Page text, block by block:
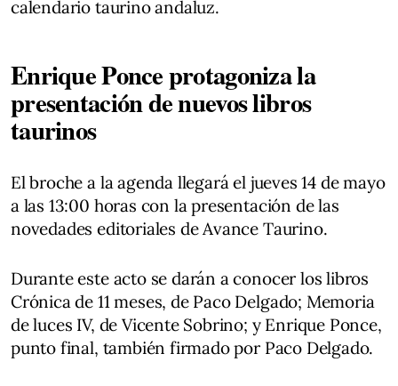
calendario taurino andaluz.
Enrique Ponce protagoniza la
presentación de nuevos libros
taurinos
El broche a la agenda llegará el jueves 14 de mayo
a las 13:00 horas con la presentación de las
novedades editoriales de Avance Taurino.
Durante este acto se darán a conocer los libros
Crónica de 11 meses, de Paco Delgado; Memoria
de luces IV, de Vicente Sobrino; y Enrique Ponce,
punto final, también firmado por Paco Delgado.